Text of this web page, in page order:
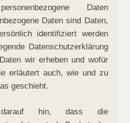
Daten
Daten sind Daten,
identifiziert werden
Datenschutzerklärung
wir erheben und wofür
erläutert auch, wie und zu
geschieht.
hin, dass die